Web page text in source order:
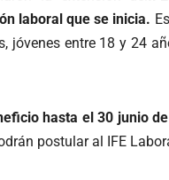
laboral que se inicia.
jóvenes entre 18 y 24
hasta el 30 junio
postular al IFE